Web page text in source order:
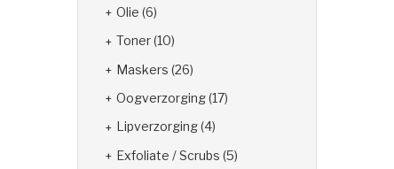
Olie (6)
Toner(10)
Maskers (26)
Oogverzorging(17)
Lipverzorging(4)
Exfoliate / Scrubs (5)